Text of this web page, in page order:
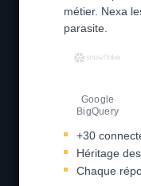
métier. Nexa
parasite.
Google
BigQuery
+30
Héritage
Chaque